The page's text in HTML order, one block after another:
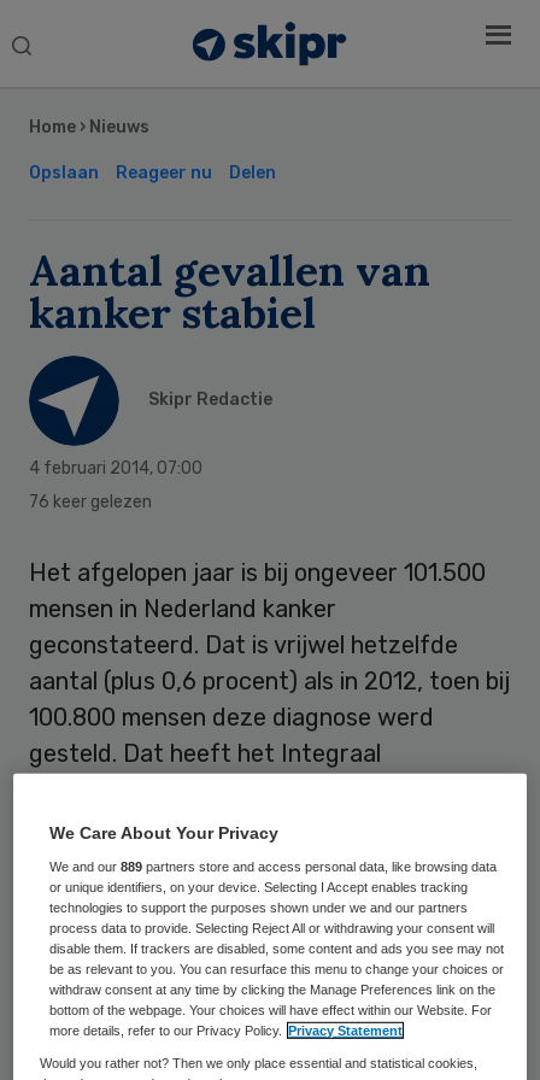
Search
Home › Nieuws
Opslaan Reageer nu Delen
Aantal gevallen van
kanker stabiel
Skipr Redactie
4 februari 2014, 07:00
76 keer gelezen
Het afgelopen jaar is bij ongeveer 101.500
mensen in Nederland kanker
geconstateerd. Dat is vrijwel hetzelfde
aantal (plus 0,6 procent) als in 2012, toen bij
100.800 mensen deze diagnose werd
gesteld. Dat heeft het Integraal
Utrecht maandag bekendgemaakt. Het
IKNL baseert zich op cijfers van de
Nederlandse Kankerregistratie.
In 25 jaar is het aantal nieuwe gevallen van
kanker in Nederland verdubbeld, aldus het
IKNL. Mannen krijgen vaker kanker dan
vrouwen, 52.500 tegen 49.000.
Sidebar
We Care About Your Privacy
We and our889 partners store and access personal data, like browsing data
or unique identifiers, on your device. Selecting I Accept enables tracking
technologies to support the purposes shown under we and our partners
process data to provide. Selecting Reject All or withdrawing your consent will
disable them. If trackers are disabled, some content and ads you see may not
be as relevant to you. You can resurface this menu to change your choices or
withdraw consent at any time by clicking the Manage Preferences link on the
bottom of the webpage. Your choices will have effect within our Website. For
more details, refer to our Privacy Policy.
Privacy Statement
Would you rather not? Then we only place essential and statistical cookies,